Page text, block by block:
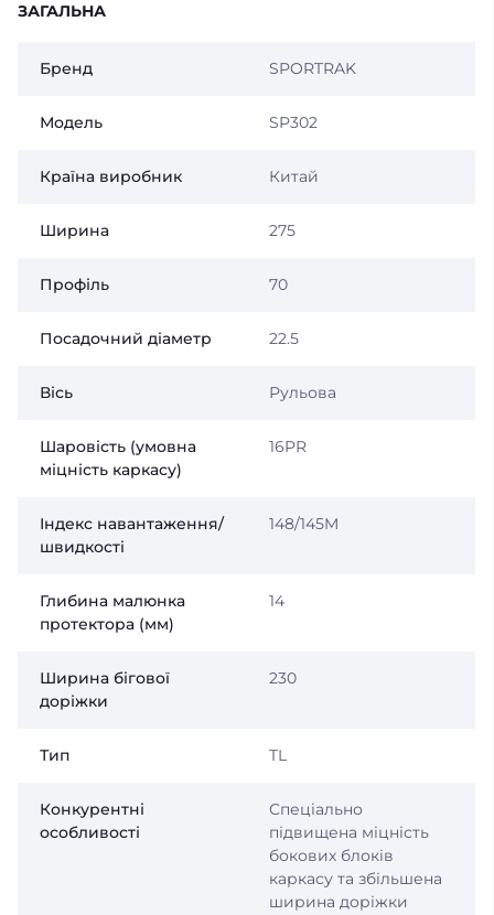
ЗАГАЛЬНА
Бренд SPORTRAK
Модель SP302
Країна виробник Китай
Ширина 275
Профіль 70
Посадочний діаметр 22.5
Вісь Рульова
Шаровість (умовна
міцність каркасу)
16PR
Індекс навантаження/
швидкості
148/145M
Глибина малюнка
протектора (мм)
14
Ширина бігової
доріжки
230
Тип TL
Конкурентні
особливості
Спеціально
підвищена міцність
бокових блоків
каркасу та збільшена
ширина доріжки